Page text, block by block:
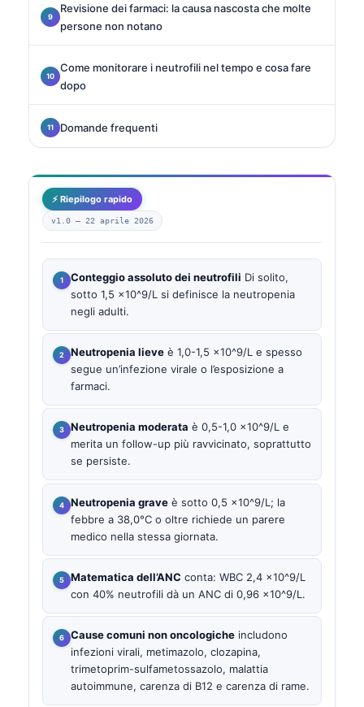
Revisione dei farmaci: la causa nascosta che molte
persone non notano
Come monitorare i neutrofili nel tempo e cosa fare
dopo
Domande frequenti
⚡ Riepilogo rapido
v1.0 — 22 aprile 2026
Conteggio assoluto dei neutrofili Di solito,
sotto 1,5 ×10^9/L si definisce la neutropenia
negli adulti.
Neutropenia lieve è 1,0-1,5 ×10^9/L e spesso
segue un’infezione virale o l’esposizione a
farmaci.
Neutropenia moderata è 0,5-1,0 ×10^9/L e
merita un follow-up più ravvicinato, soprattutto
se persiste.
Neutropenia grave è sotto 0,5 ×10^9/L; la
febbre a 38,0°C o oltre richiede un parere
medico nella stessa giornata.
Matematica dell’ANC conta: WBC 2,4 ×10^9/L
con 40% neutrofili dà un ANC di 0,96 ×10^9/L.
Cause comuni non oncologiche includono
infezioni virali, metimazolo, clozapina,
trimetoprim-sulfametossazolo, malattia
autoimmune, carenza di B12 e carenza di rame.